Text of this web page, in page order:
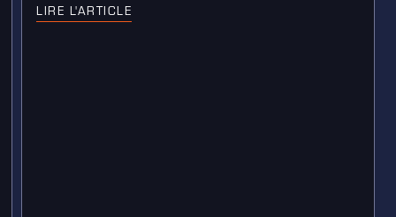
LIRE L'ARTICLE